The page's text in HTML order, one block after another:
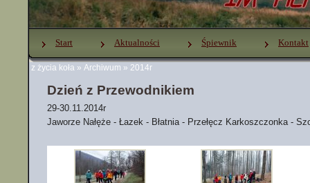
z życia koła » Archiwum » 2014r
Start Aktualności Śpiewnik Kontakt
Dzień z Przewodnikiem
29-30.11.2014r
Jaworze Nałęże - Łazek - Błatnia - Przełęcz Karkoszczonka -